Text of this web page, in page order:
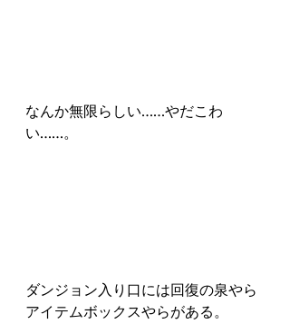
なんか無限らしい……やだこわ
い……。
ダンジョン入り口には回復の泉やら
アイテムボックスやらがある。